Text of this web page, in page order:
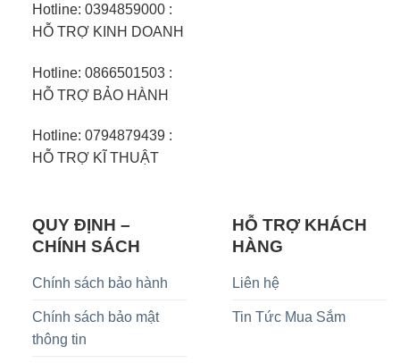
Hotline: 0394859000 :
HỖ TRỢ KINH DOANH
Hotline: 0866501503 :
HỖ TRỢ BẢO HÀNH
Hotline: 0794879439 :
HỖ TRỢ KĨ THUẬT
QUY ĐỊNH –
CHÍNH SÁCH
Chính sách bảo hành
Chính sách bảo mật
thông tin
HỖ TRỢ KHÁCH
HÀNG
Liên hệ
Tin Tức Mua Sắm